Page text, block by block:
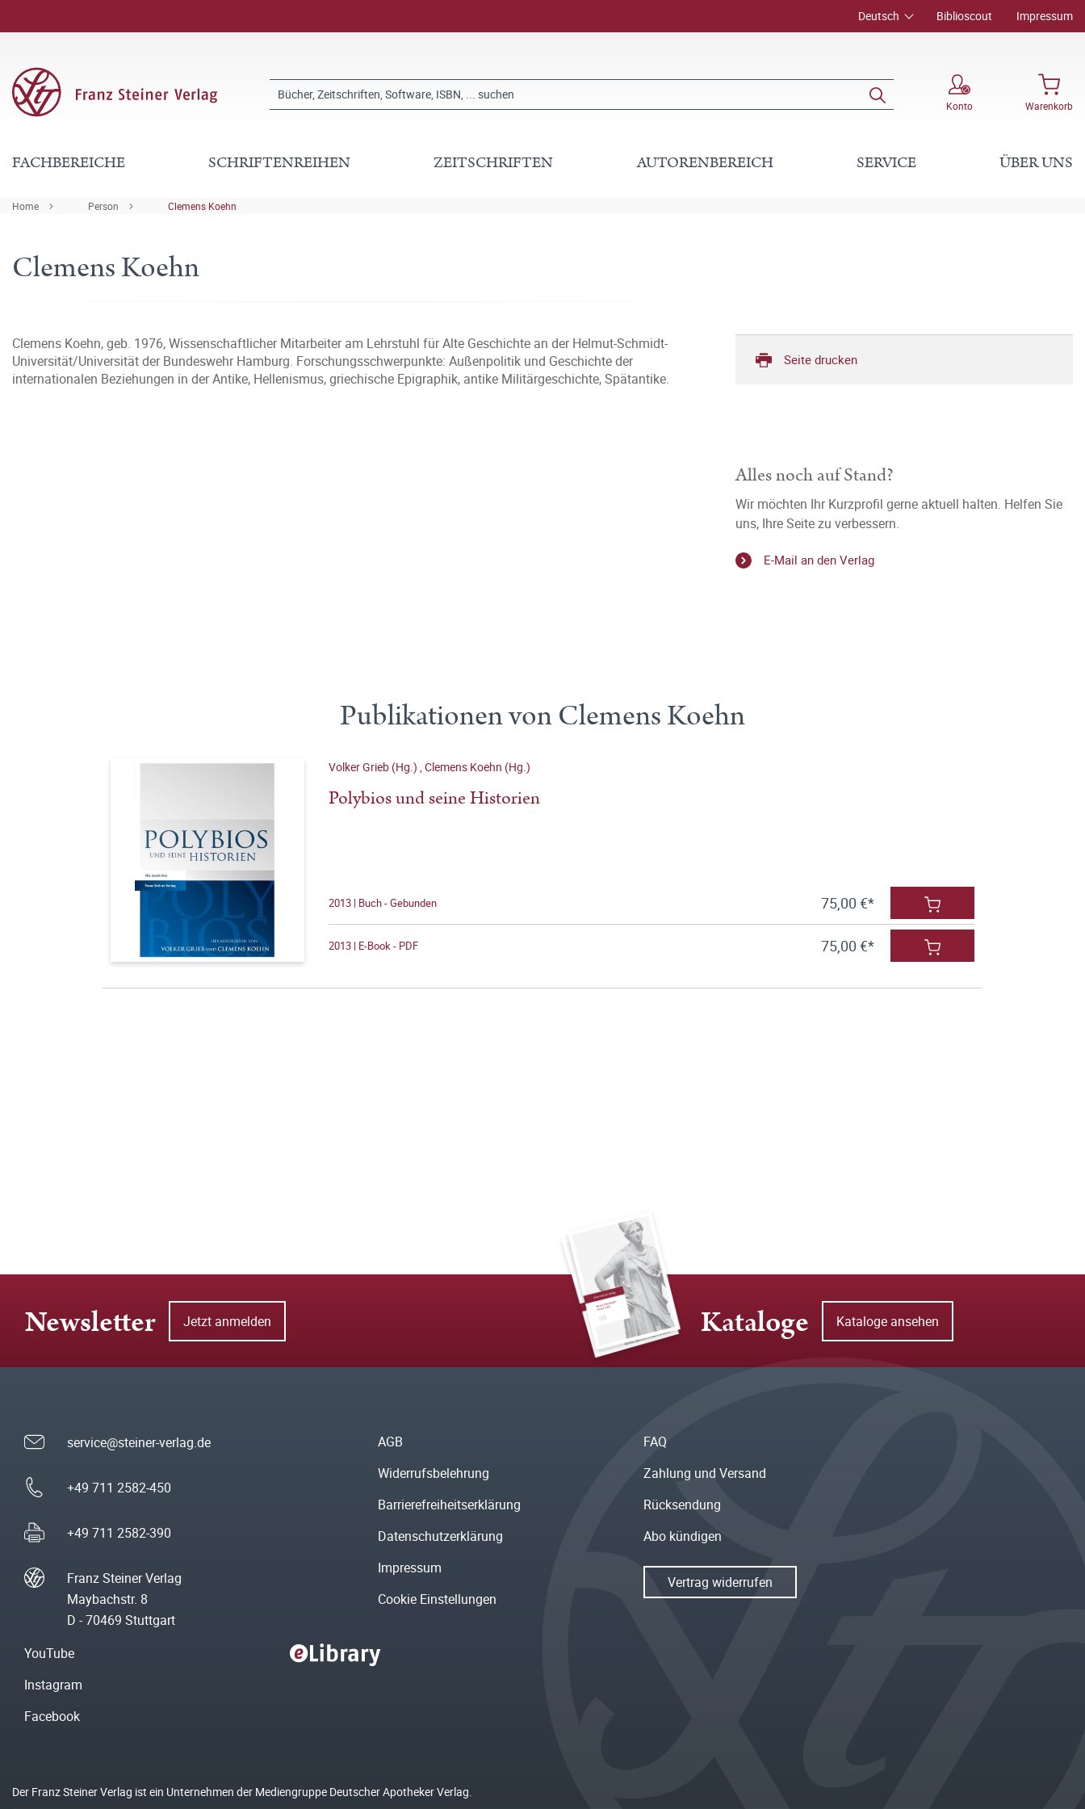
Deutsch Biblioscout Impressum
Konto Warenkorb
FACHBEREICHE SCHRIFTENREIHEN ZEITSCHRIFTEN AUTORENBEREICH SERVICE ÜBER UNS
Home Person Clemens Koehn
Clemens Koehn
Clemens Koehn, geb. 1976, Wissenschaftlicher Mitarbeiter am Lehrstuhl für Alte Geschichte an der Helmut-Schmidt-
Universität/Universität der Bundeswehr Hamburg. Forschungsschwerpunkte: Außenpolitik und Geschichte der
internationalen Beziehungen in der Antike, Hellenismus, griechische Epigraphik, antike Militärgeschichte, Spätantike.
Seite drucken
Alles noch auf Stand?
Wir möchten Ihr Kurzprofil gerne aktuell halten. Helfen Sie
uns, Ihre Seite zu verbessern.
E-Mail an den Verlag
Publikationen von Clemens Koehn
Volker Grieb (Hg.) ,Clemens Koehn (Hg.)
Polybios und seine Historien
2013 | Buch - Gebunden 75,00 €*
2013 | E-Book - PDF 75,00 €*
Newsletter Jetzt anmelden Kataloge Kataloge ansehen
service@steiner-verlag.de
+49 711 2582-450
+49 711 2582-390
Franz Steiner Verlag
Maybachstr. 8
D - 70469 Stuttgart
AGB
Widerrufsbelehrung
Barrierefreiheitserklärung
Datenschutzerklärung
Impressum
Cookie Einstellungen
FAQ
Zahlung und Versand
Rücksendung
Abo kündigen
Vertrag widerrufen
YouTube
Instagram
Facebook
Der Franz Steiner Verlag ist ein Unternehmen der Mediengruppe Deutscher Apotheker Verlag.